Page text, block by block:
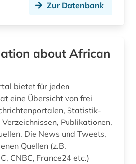
Zur Datenbank
about African
bietet für jeden
eine Übersicht von frei
Statistik-
Publikationen,
Tweets,
Quellen (z.B.